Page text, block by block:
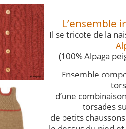
L’ensemble
Il se tricote de la
(100% Alpaga
Ensemble
d’une
torsades
de petits